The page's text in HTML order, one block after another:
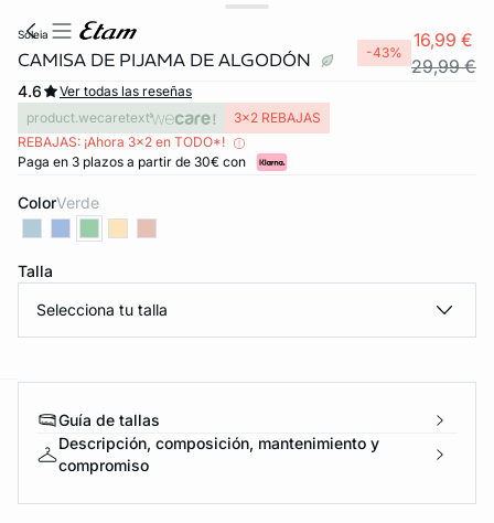
soleia
CAMISA DE PIJAMA DE ALGODÓN -43%
16,99 €
29,99 €
4.6
Ver todas las reseñas
product.wecaretext
3x2 REBAJAS
REBAJAS: ¡Ahora 3x2 en TODO*!
Paga en 3 plazos a partir de 30€ con
Color verde
Talla
Selecciona tu talla
Guía de tallas
Descripción, composición, mantenimiento y
compromiso